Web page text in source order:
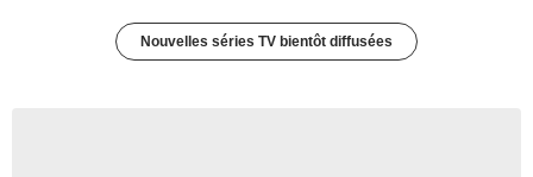
Nouvelles séries TV bientôt diffusées